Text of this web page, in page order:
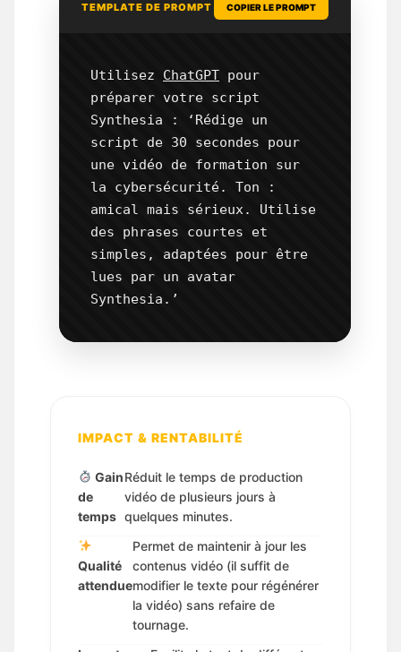
TEMPLATE DE PROMPT COPIER LE PROMPT
Utilisez ChatGPT pour
préparer votre script
Synthesia : ‘Rédige un
script de 30 secondes pour
une vidéo de formation sur
la cybersécurité. Ton :
amical mais sérieux. Utilise
des phrases courtes et
simples, adaptées pour être
lues par un avatar
Synthesia.’
IMPACT & RENTABILITÉ
Gain
de
temps
Réduit le temps de production
vidéo de plusieurs jours à
quelques minutes.
Qualité
attendue
Permet de maintenir à jour les
contenus vidéo (il suffit de
modifier le texte pour régénérer
la vidéo) sans refaire de
tournage.